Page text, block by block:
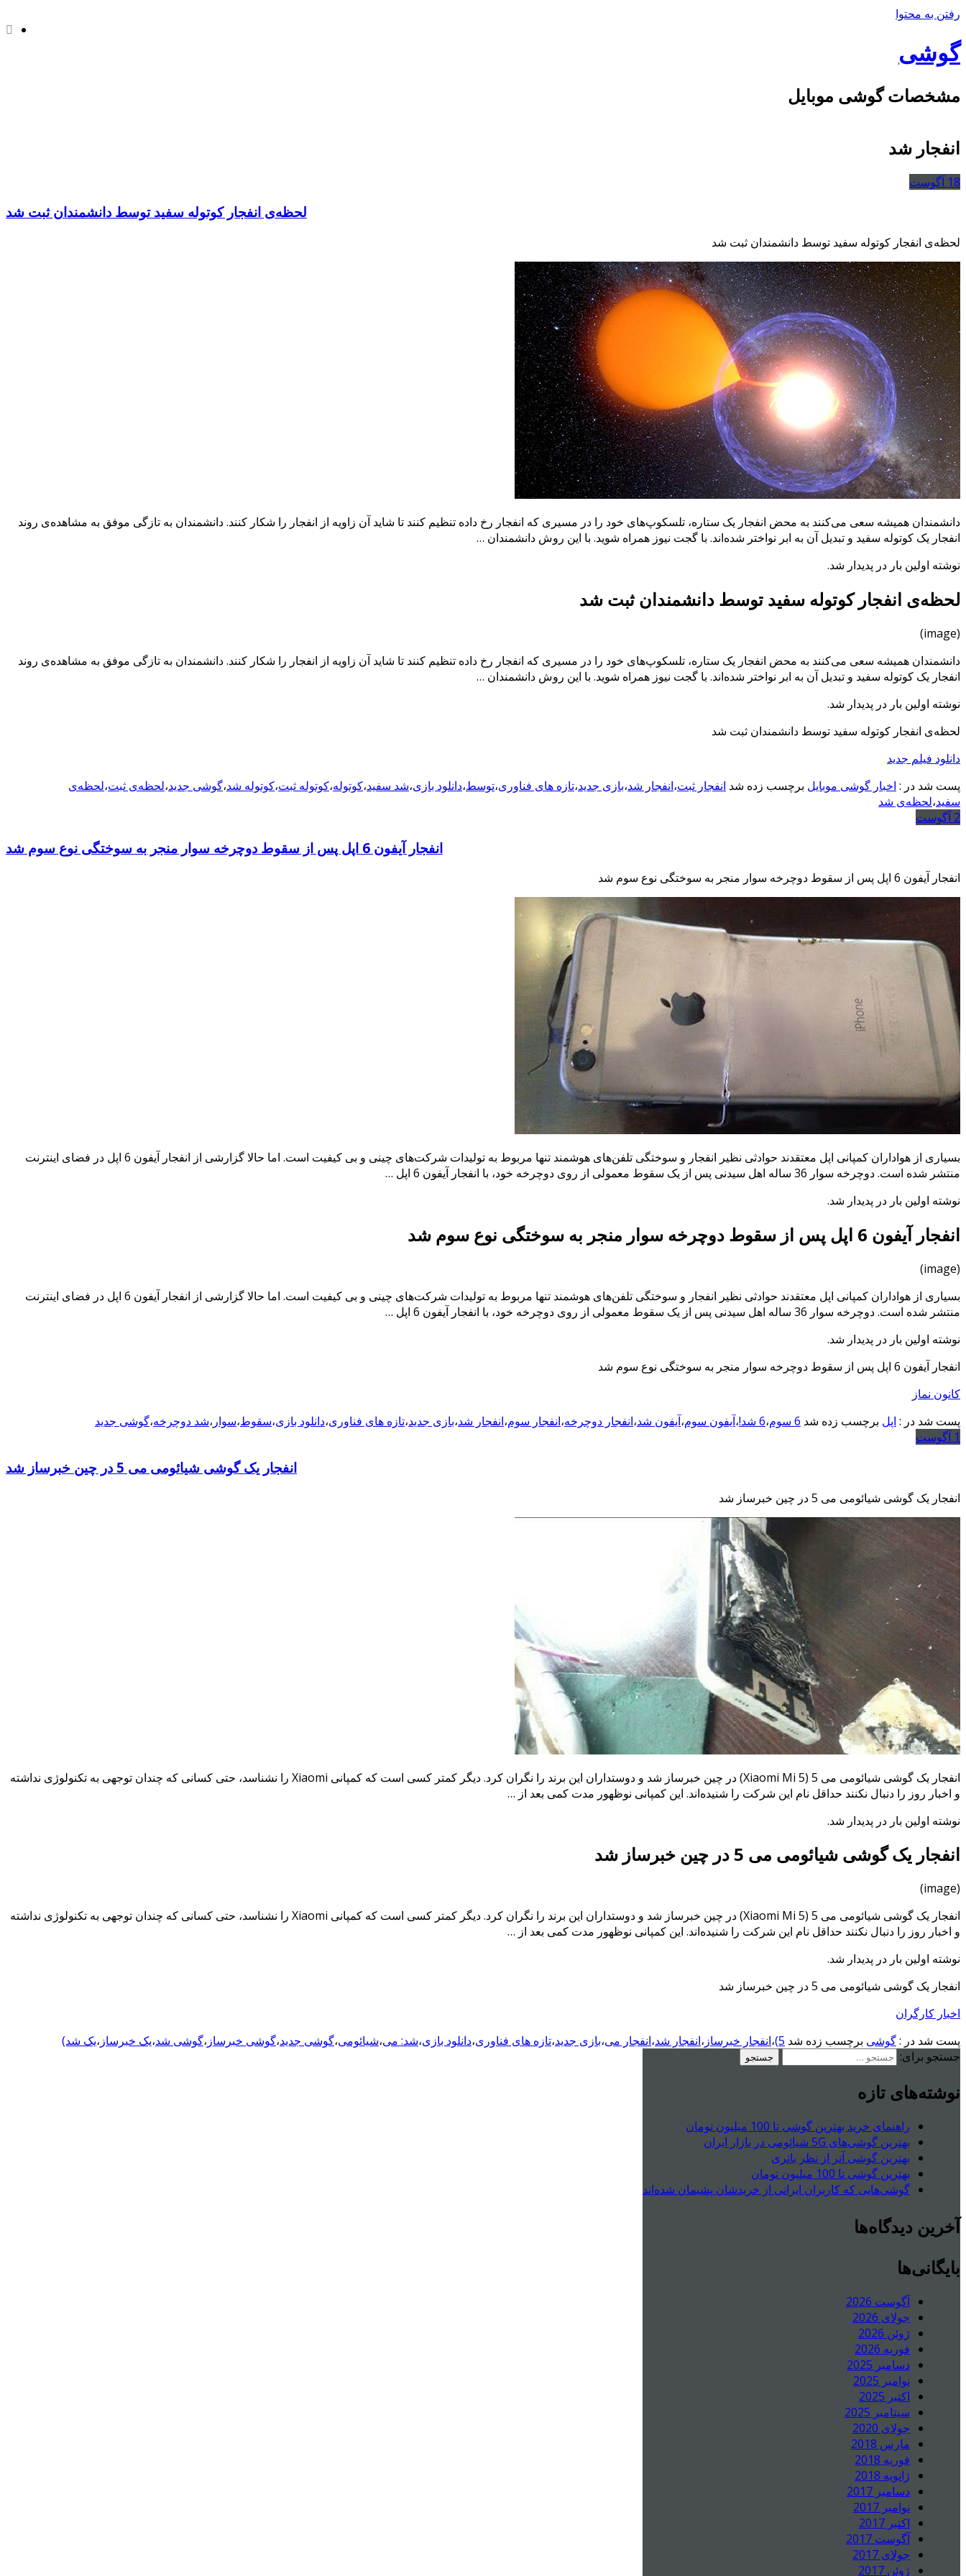
رفتن به محتوا
گوشی
مشخصات گوشی موبایل
انفجار شد
18 آگوست
لحظه‌ی انفجار کوتوله سفید توسط دانشمندان ثبت شد
لحظه‌ی انفجار کوتوله سفید توسط دانشمندان ثبت شد
دانشمندان همیشه سعی می‌کنند به محض انفجار یک ستاره، تلسکوپ‌های خود را در مسیری که انفجار رخ داده تنظیم کنند تا شاید آن زاویه از انفجار را شکار کنند. دانشمندان به تازگی موفق به مشاهده‌ی روند
انفجار یک کوتوله سفید و تبدیل آن به ابر نواختر شده‌اند. با گجت نیوز همراه شوید. با این روش دانشمندان …
نوشته اولین بار در پدیدار شد.
لحظه‌ی انفجار کوتوله سفید توسط دانشمندان ثبت شد
(image)
دانشمندان همیشه سعی می‌کنند به محض انفجار یک ستاره، تلسکوپ‌های خود را در مسیری که انفجار رخ داده تنظیم کنند تا شاید آن زاویه از انفجار را شکار کنند. دانشمندان به تازگی موفق به مشاهده‌ی روند
انفجار یک کوتوله سفید و تبدیل آن به ابر نواختر شده‌اند. با گجت نیوز همراه شوید. با این روش دانشمندان …
نوشته اولین بار در پدیدار شد.
لحظه‌ی انفجار کوتوله سفید توسط دانشمندان ثبت شد
دانلود فیلم جدید
پست شد در : اخبار گوشی موبایل برچسب زده شد انفجار ثبت،انفجار شد،بازی جدید،تازه های فناوری،توسط،دانلود بازی،شد سفید،کوتوله،کوتوله ثبت،کوتوله شد،گوشی جدید،لحظه‌ی ثبت،لحظه‌ی
سفید،لحظه‌ی شد
2 آگوست
انفجار آیفون 6 اپل پس از سقوط دوچرخه سوار منجر به سوختگی نوع سوم شد
انفجار آیفون 6 اپل پس از سقوط دوچرخه سوار منجر به سوختگی نوع سوم شد
بسیاری از هواداران کمپانی اپل معتقدند حوادثی نظیر انفجار و سوختگی تلفن‌های هوشمند تنها مربوط به تولیدات شرکت‌های چینی و بی کیفیت است. اما حالا گزارشی از انفجار آیفون 6 اپل در فضای اینترنت
منتشر شده است. دوچرخه سوار 36 ساله اهل سیدنی پس از یک سقوط معمولی از روی دوچرخه خود، با انفجار آیفون 6 اپل …
نوشته اولین بار در پدیدار شد.
انفجار آیفون 6 اپل پس از سقوط دوچرخه سوار منجر به سوختگی نوع سوم شد
(image)
بسیاری از هواداران کمپانی اپل معتقدند حوادثی نظیر انفجار و سوختگی تلفن‌های هوشمند تنها مربوط به تولیدات شرکت‌های چینی و بی کیفیت است. اما حالا گزارشی از انفجار آیفون 6 اپل در فضای اینترنت
منتشر شده است. دوچرخه سوار 36 ساله اهل سیدنی پس از یک سقوط معمولی از روی دوچرخه خود، با انفجار آیفون 6 اپل …
نوشته اولین بار در پدیدار شد.
انفجار آیفون 6 اپل پس از سقوط دوچرخه سوار منجر به سوختگی نوع سوم شد
کانون نماز
پست شد در : اپل برچسب زده شد 6 سوم ،6 شد! ،آیفون سوم،آیفون شد،انفجار دوچرخه،انفجار سوم،انفجار شد،بازی جدید،تازه های فناوری،دانلود بازی،سقوط،سوار ،شد دوچرخه،گوشی جدید
1 آگوست
انفجار یک گوشی شیائومی می 5 در چین خبرساز شد
انفجار یک گوشی شیائومی می 5 در چین خبرساز شد
انفجار یک گوشی شیائومی می 5 (Xiaomi Mi 5) در چین خبرساز شد و دوستداران این برند را نگران کرد. دیگر کمتر کسی است که کمپانی Xiaomi را نشناسد، حتی کسانی که چندان توجهی به تکنولوژی نداشته
و اخبار روز را دنبال نکنند حداقل نام این شرکت را شنیده‌اند. این کمپانی نوظهور مدت کمی بعد از …
نوشته اولین بار در پدیدار شد.
انفجار یک گوشی شیائومی می 5 در چین خبرساز شد
(image)
انفجار یک گوشی شیائومی می 5 (Xiaomi Mi 5) در چین خبرساز شد و دوستداران این برند را نگران کرد. دیگر کمتر کسی است که کمپانی Xiaomi را نشناسد، حتی کسانی که چندان توجهی به تکنولوژی نداشته
و اخبار روز را دنبال نکنند حداقل نام این شرکت را شنیده‌اند. این کمپانی نوظهور مدت کمی بعد از …
نوشته اولین بار در پدیدار شد.
انفجار یک گوشی شیائومی می 5 در چین خبرساز شد
اخبار کارگران
پست شد در :گوشی برچسب زده شد 5) ،انفجار خبرساز ،انفجار شد،انفجار می،بازی جدید،تازه های فناوری،دانلود بازی،شد: می،شیائومی،گوشی جدید،گوشی خبرساز ،گوشی شد،یک خبرساز ،یک شد)
جستجو برای:
نوشته‌های تازه
راهنمای خرید بهترین گوشی تا 100 میلیون تومان
بهترین گوشی‌های 5G شیائومی در بازار ایران
بهترین گوشی آنر از نظر باتری
بهترین گوشی تا 100 میلیون تومان
گوشی‌هایی که کاربران ایرانی از خریدشان پشیمان شده‌اند
آخرین دیدگاه‌ها
بایگانی‌ها
آگوست 2026
جولای 2026
ژوئن 2026
فوریه 2026
دسامبر 2025
نوامبر 2025
اکتبر 2025
سپتامبر 2025
جولای 2020
مارس 2018
فوریه 2018
ژانویه 2018
دسامبر 2017
نوامبر 2017
اکتبر 2017
آگوست 2017
جولای 2017
ژوئن 2017